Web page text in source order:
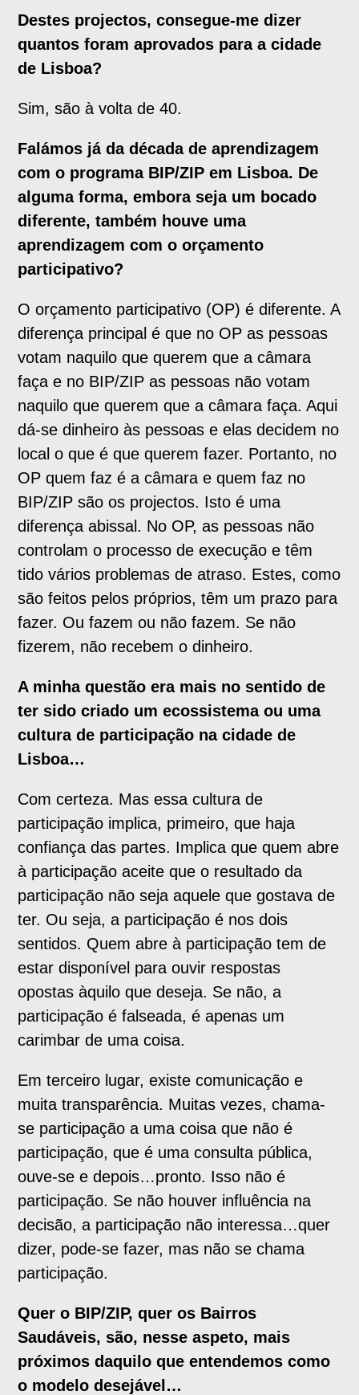
Destes projectos, consegue-me dizer
quantos foram aprovados para a cidade
de Lisboa?
Sim, são à volta de 40.
Falámos já da década de aprendizagem
com o programa BIP/ZIP em Lisboa. De
alguma forma, embora seja um bocado
diferente, também houve uma
aprendizagem com o orçamento
participativo?
O orçamento participativo (OP) é diferente. A
diferença principal é que no OP as pessoas
votam naquilo que querem que a câmara
faça e no BIP/ZIP as pessoas não votam
naquilo que querem que a câmara faça. Aqui
dá-se dinheiro às pessoas e elas decidem no
local o que é que querem fazer. Portanto, no
OP quem faz é a câmara e quem faz no
BIP/ZIP são os projectos. Isto é uma
diferença abissal. No OP, as pessoas não
controlam o processo de execução e têm
tido vários problemas de atraso. Estes, como
são feitos pelos próprios, têm um prazo para
fazer. Ou fazem ou não fazem. Se não
fizerem, não recebem o dinheiro.
A minha questão era mais no sentido de
ter sido criado um ecossistema ou uma
cultura de participação na cidade de
Lisboa…
Com certeza. Mas essa cultura de
participação implica, primeiro, que haja
confiança das partes. Implica que quem abre
à participação aceite que o resultado da
participação não seja aquele que gostava de
ter. Ou seja, a participação é nos dois
sentidos. Quem abre à participação tem de
estar disponível para ouvir respostas
opostas àquilo que deseja. Se não, a
participação é falseada, é apenas um
carimbar de uma coisa.
Em terceiro lugar, existe comunicação e
muita transparência. Muitas vezes, chama-
se participação a uma coisa que não é
participação, que é uma consulta pública,
ouve-se e depois…pronto. Isso não é
participação. Se não houver influência na
decisão, a participação não interessa…quer
dizer, pode-se fazer, mas não se chama
participação.
Quer o BIP/ZIP, quer os Bairros
Saudáveis, são, nesse aspeto, mais
próximos daquilo que entendemos como
o modelo desejável…